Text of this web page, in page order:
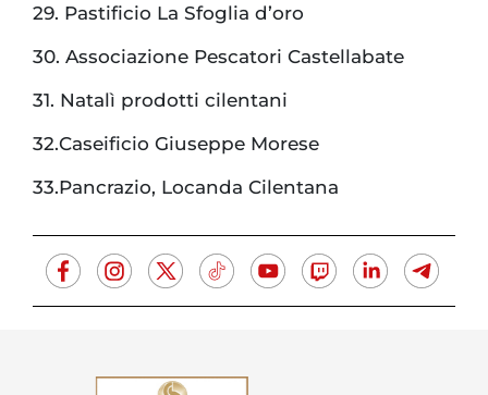
29. Pastificio La Sfoglia d’oro
30. Associazione Pescatori Castellabate
31. Natalì prodotti cilentani
32.Caseificio Giuseppe Morese
33.Pancrazio, Locanda Cilentana